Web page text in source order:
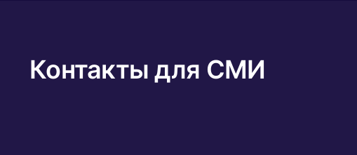
Контакты для СМИ